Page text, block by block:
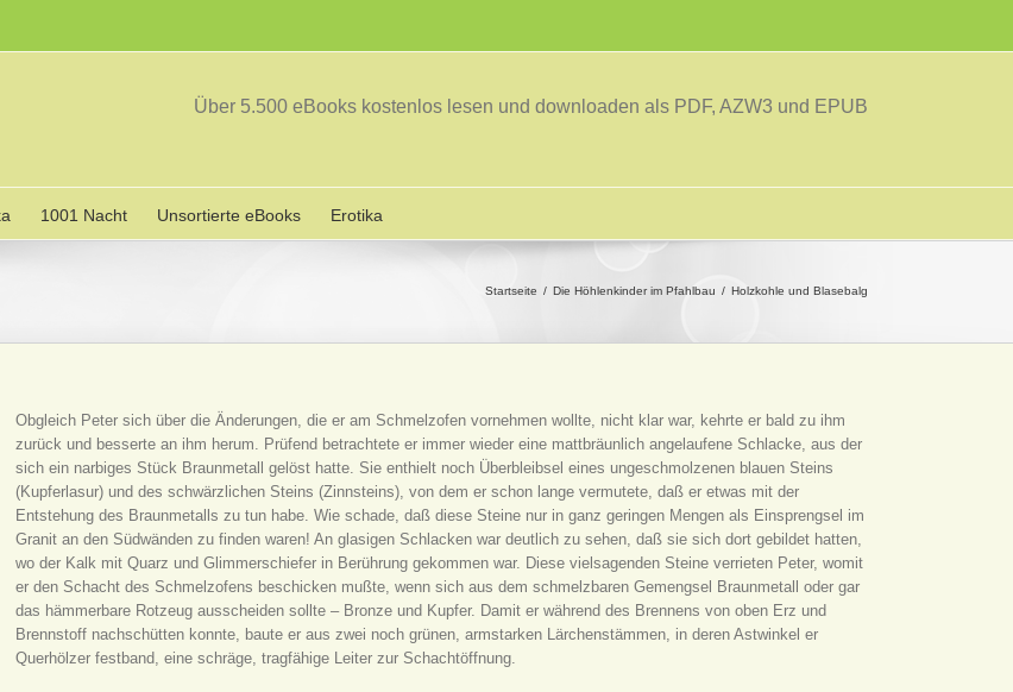
Über 5.500 eBooks kostenlos lesen und downloaden als PDF, AZW3 und EPUB
1001 Nacht Unsortierte eBooks Erotika
Startseite Die Höhlenkinder im Pfahlbau Holzkohle und Blasebalg
Obgleich Peter sich über die Änderungen, die er am Schmelzofen vornehmen wollte, nicht klar war, kehrte er bald zu ihm
zurück und besserte an ihm herum. Prüfend betrachtete er immer wieder eine mattbräunlich angelaufene Schlacke, aus der
sich ein narbiges Stück Braunmetall gelöst hatte. Sie enthielt noch Überbleibsel eines ungeschmolzenen blauen Steins
(Kupferlasur) und des schwärzlichen Steins (Zinnsteins), von dem er schon lange vermutete, daß er etwas mit der
Entstehung des Braunmetalls zu tun habe. Wie schade, daß diese Steine nur in ganz geringen Mengen als Einsprengsel im
Granit an den Südwänden zu finden waren! An glasigen Schlacken war deutlich zu sehen, daß sie sich dort gebildet hatten,
wo der Kalk mit Quarz und Glimmerschiefer in Berührung gekommen war. Diese vielsagenden Steine verrieten Peter, womit
er den Schacht des Schmelzofens beschicken mußte, wenn sich aus dem schmelzbaren Gemengsel Braunmetall oder gar
das hämmerbare Rotzeug ausscheiden sollte – Bronze und Kupfer. Damit er während des Brennens von oben Erz und
Brennstoff nachschütten konnte, baute er aus zwei noch grünen, armstarken Lärchenstämmen, in deren Astwinkel er
Querhölzer festband, eine schräge, tragfähige Leiter zur Schachtöffnung.